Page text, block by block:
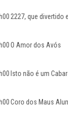
2227, que divertido
O Amor dos Avós
Isto não é um
Coro dos Maus